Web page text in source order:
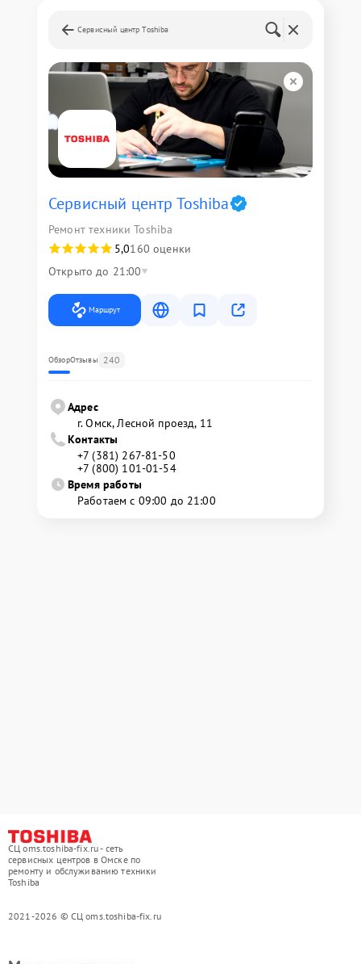
Сервисный центр Toshiba
Сервисный центр Toshiba
Ремонт техники Toshiba
5,0160 оценки
Открыто до 21:00
Маршрут
ОбзорОтзывы 240
Адрес
г. Омск, ​Лесной проезд, 11
Контакты
+7 (381) 267-81-50
+7 (800) 101-01-54
Время работы
Работаем с 09:00 до 21:00
СЦ oms.toshiba-fix.ru - сеть
сервисных центров в Омске по
ремонту и обслуживанию техники
Toshiba
2021-2026 © СЦ oms.toshiba-fix.ru